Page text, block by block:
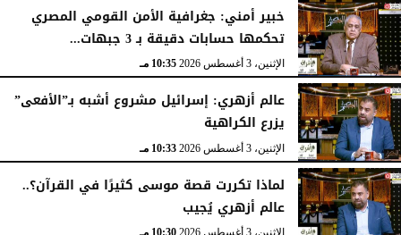
خبير أمني: جغرافية الأمن القومي المصري
تحكمها حسابات دقيقة بـ 3 جبهات...
الإثنين، 3 أغسطس 2026 10:35 مـ
عالم أزهري: إسرائيل مشروع أشبه بـ”الأفعى”
يزرع الكراهية
الإثنين، 3 أغسطس 2026 10:33 مـ
لماذا تكررت قصة موسى كثيرًا في القرآن؟..
عالم أزهري يُجيب